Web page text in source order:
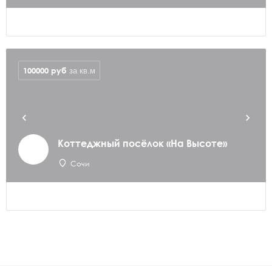
Коттеджный посёлок «На Высоте»
Сочи
100000 руб за кв.м